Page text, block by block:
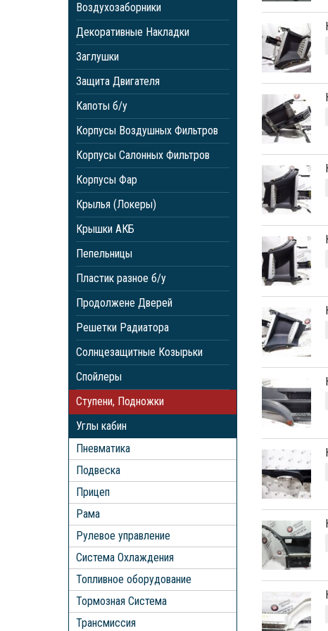
Воздухозаборники
Декоративные Накладки
Заглушки
Защита Двигателя
Капоты б/у
Корпусы Воздушных Фильтров
Корпусы Салонных Фильтров
Корпусы Фар
Крылья (Локеры)
Крышки АКБ
Пепельницы
Пластик разное б/у
Продолжене Дверей
Решетки Радиатора
Солнцезащитные Козырьки
Спойлеры
Ступени, Подножки
Углы кабин
Пневматика
Подвеска
Прицеп
Рама
Рулевое управление
Система Охлаждения
Топливное оборудование
Тормозная Система
Трансмиссия